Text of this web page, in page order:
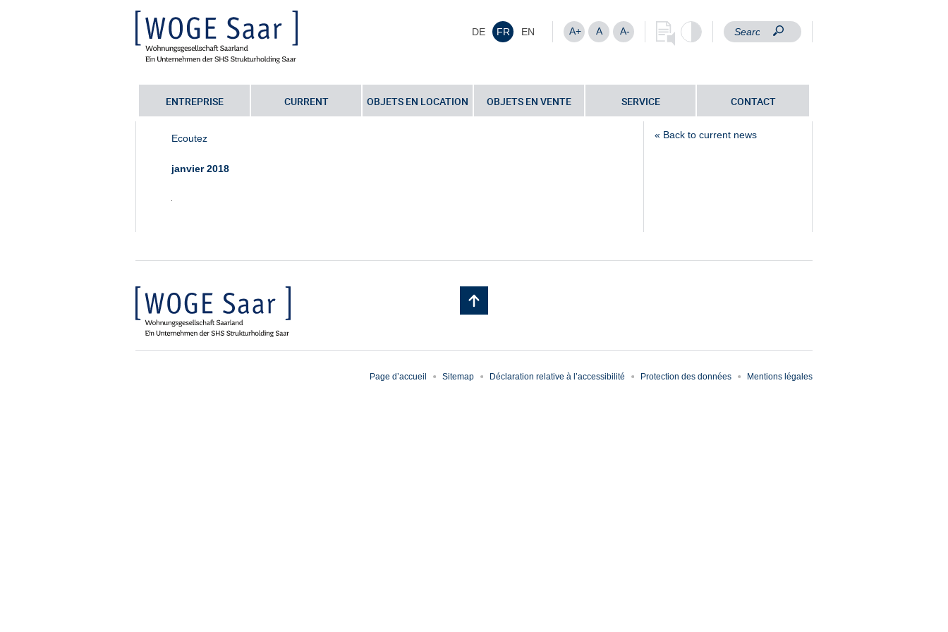
DE FR EN A+ A A-
ENTREPRISE CURRENT OBJETS EN LOCATION OBJETS EN VENTE SERVICE CONTACT
Sie befinden sich hier: Startseite •Luxair Jet
Ecoutez
janvier 2018
« Back to current news
Page d’accueil Sitemap Déclaration relative à l’accessibilité Protection des données Mentions légales